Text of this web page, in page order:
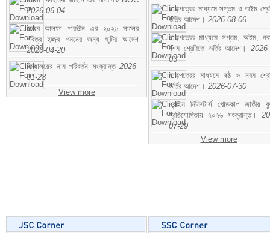
2026-06-04
জনাব আলফা পারভীন এর ২০২৬ সালের
পবিত্র হজ্জ্ব গমনের জন্য ছুটির আদেশ
2026-04-20
বিদ্যালয়ের নাম পরিবর্তন সংক্রান্ত 2026-
01-28
View more
ছাড়পত্রের মাধ্যমে সপ্তম ও অষ্টম
ভর্তির আদেশ। 2026-08-06
ছাড়পত্রের মাধ্যমে সপ্তম, অষ্টম,
দশম শ্রেণিতে ভর্তির আদেশ।
03
ছাড়পত্রের মাধ্যমে ষষ্ঠ ও নবম
ভর্তির আদেশ। 2026-07-30
প্রাইম মিনিস্টার্স গোল্ডকাপ জাতীয়
প্রতিযোগিতায় ২০২৬ সংক্রান্ত।
07-29
View more